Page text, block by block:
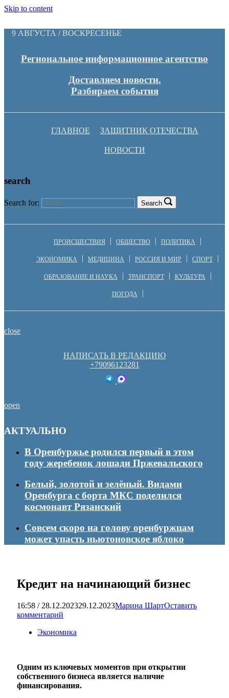
Skip to content
9 АВГУСТА / ВОСКРЕСЕНЬЕ
Региональное информационное агентство
Доставляем новости.
Разбираем события
ГЛАВНОЕ ЗАЩИТНИК ОТЕЧЕСТВА
НОВОСТИ
search
Search for: Search
ПРОИСШЕСТВИЯ ОБЩЕСТВО ПОЛИТИКА
ЭКОНОМИКА МЕДИЦИНА РОССИЯ И МИР СПОРТ
ОБРАЗОВАНИЕ И НАУКА ТРАНСПОРТ КУЛЬТУРА
ПОГОДА
close
НАПИСАТЬ В РЕДАКЦИЮ
+79096123281
open
АКТУАЛЬНО
В Оренбуржье родился первый в этом
году жеребенок лошади Пржевальского
Белый, золотой и зелёный. Видами
Оренбурга с борта МКС поделился
космонавт Рязанский
Совсем скоро на голову оренбуржцам
может упасть ньютоновское яблоко
Кредит на начинающий бизнес
16:58 / 28.12.202329.12.2023Марина ШартОставить
комментарий
Экономика
Одним из ключевых моментов при открытии
собственного бизнеса является наличие
финансирования.